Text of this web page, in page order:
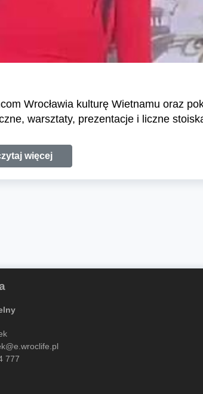
Wrocławia kulturę Wietnamu oraz
warsztaty, prezentacje i liczne
więcej
777